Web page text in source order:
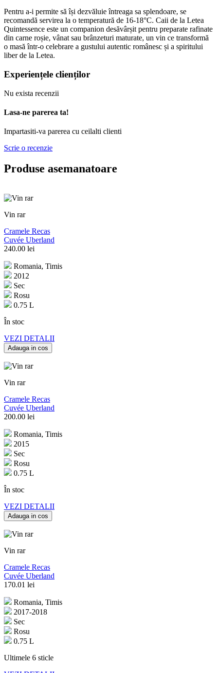
Pentru a-i permite să își dezvăluie întreaga sa splendoare, se
recomandă servirea la o temperatură de 16-18°C. Caii de la Letea
Quintessence este un companion desăvârșit pentru preparate rafinate
din carne roșie, vânat sau brânzeturi maturate, un vin ce transformă
o masă într-o celebrare a gustului autentic românesc și a spiritului
liber de la Letea.
Experiențele clienților
Nu exista recenzii
Lasa-ne parerea ta!
Impartasiti-va parerea cu ceilalti clienti
Scrie o recenzie
Produse asemanatoare
Vin rar
Cramele Recas
Cuvée Uberland
240.00 lei
Romania, Timis
2012
Sec
Rosu
0.75 L
În stoc
VEZI DETALII
Adauga in cos
Vin rar
Cramele Recas
Cuvée Uberland
200.00 lei
Romania, Timis
2015
Sec
Rosu
0.75 L
În stoc
VEZI DETALII
Adauga in cos
Vin rar
Cramele Recas
Cuvée Uberland
170.01 lei
Romania, Timis
2017-2018
Sec
Rosu
0.75 L
Ultimele 6 sticle